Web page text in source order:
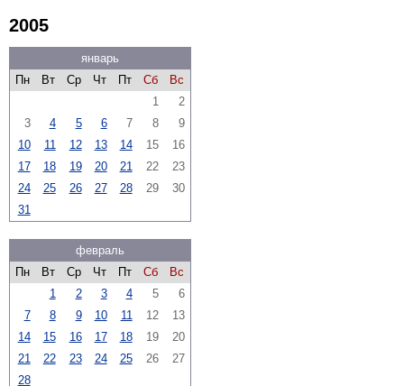
2005
январь
Пн
Вт Ср Чт Пт Сб
Вс
1
2
3
4 5 6 7 8
9
10
11 12 13 14 15
16
17
18 19 20 21 22
23
24
25 26 27 28 29
30
31
февраль
Пн
Вт Ср Чт Пт Сб
Вс
1
2 3 4 5
6
7
8 9 10 11 12
13
14
15 16 17 18 19
20
21
22 23 24 25 26
27
28